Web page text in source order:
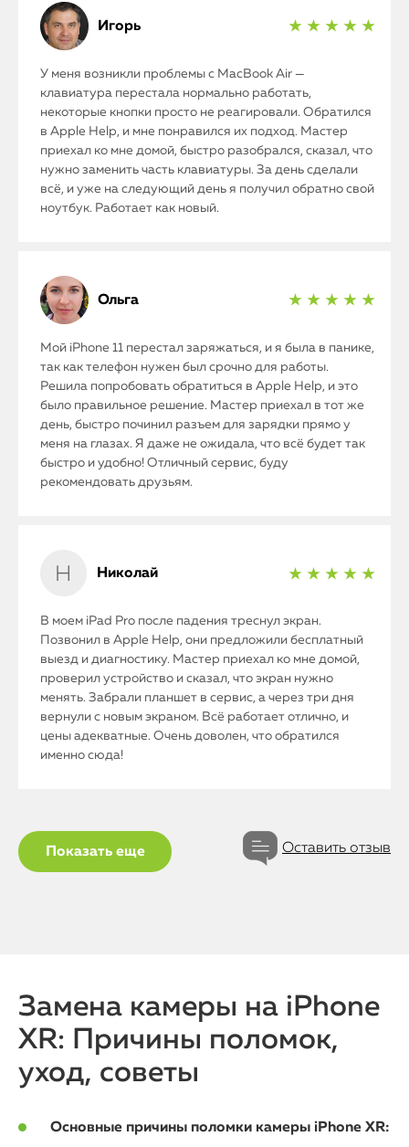
Игорь ★ ★ ★ ★ ★
У меня возникли проблемы с MacBook Air —
клавиатура перестала нормально работать,
некоторые кнопки просто не реагировали. Обратился
в Apple Help, и мне понравился их подход. Мастер
приехал ко мне домой, быстро разобрался, сказал, что
нужно заменить часть клавиатуры. За день сделали
всё, и уже на следующий день я получил обратно свой
ноутбук. Работает как новый.
Ольга ★ ★ ★ ★ ★
Мой iPhone 11 перестал заряжаться, и я была в панике,
так как телефон нужен был срочно для работы.
Решила попробовать обратиться в Apple Help, и это
было правильное решение. Мастер приехал в тот же
день, быстро починил разъем для зарядки прямо у
меня на глазах. Я даже не ожидала, что всё будет так
быстро и удобно! Отличный сервис, буду
рекомендовать друзьям.
Николай ★ ★ ★ ★ ★
В моем iPad Pro после падения треснул экран.
Позвонил в Apple Help, они предложили бесплатный
выезд и диагностику. Мастер приехал ко мне домой,
проверил устройство и сказал, что экран нужно
менять. Забрали планшет в сервис, а через три дня
вернули с новым экраном. Всё работает отлично, и
цены адекватные. Очень доволен, что обратился
именно сюда!
Показать еще Оставить отзыв
Замена камеры на iPhone
XR: Причины поломок,
уход, советы
Основные причины поломки камеры iPhone XR: